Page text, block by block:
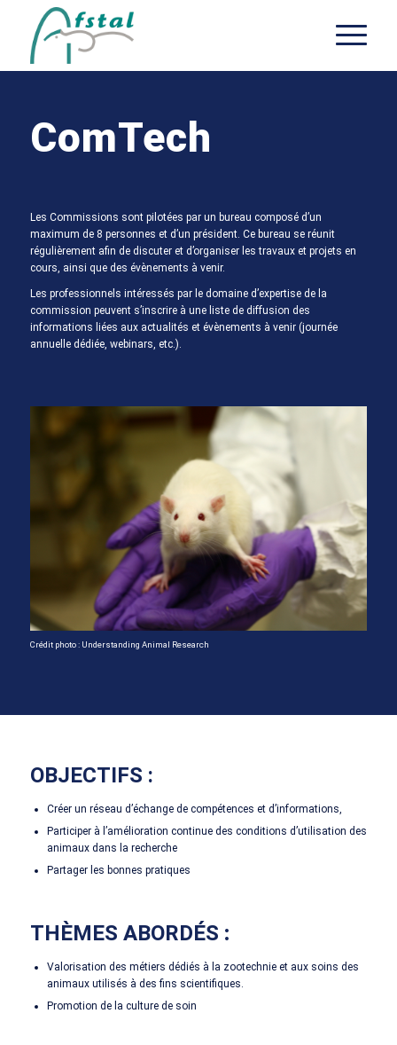
ComTech
Les Commissions sont pilotées par un bureau composé d’un
maximum de 8 personnes et d’un président. Ce bureau se réunit
régulièrement afin de discuter et d’organiser les travaux et projets en
cours, ainsi que des évènements à venir.
Les professionnels intéressés par le domaine d’expertise de la
commission peuvent s’inscrire à une liste de diffusion des
informations liées aux actualités et évènements à venir (journée
annuelle dédiée, webinars, etc.).
Crédit photo : Understanding Animal Research
OBJECTIFS :
Créer un réseau d’échange de compétences et d’informations,
Participer à l’amélioration continue des conditions d’utilisation des
animaux dans la recherche
Partager les bonnes pratiques
THÈMES ABORDÉS :
Valorisation des métiers dédiés à la zootechnie et aux soins des
animaux utilisés à des fins scientifiques.
Promotion de la culture de soin